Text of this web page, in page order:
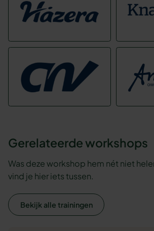
Gerelateerde workshops
Was deze workshop hem nét niet
vind je hier iets tussen.
Bekijk alle trainingen